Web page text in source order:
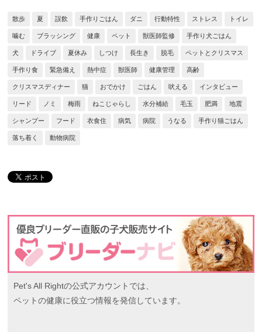
散歩 夏 誤飲 手作りごはん ダニ 行動特性 ストレス トイレ
噛む ブラッシング 健康 ペット 獣医師監修 手作り犬ごはん
犬 ドライブ 夏休み しつけ 長生き 脱毛 ペットとクリスマス
手作り食 緊急備え 熱中症 獣医師 健康管理 高齢
クリスマスディナー 猫 おでかけ ごはん 吠える インタビュー
リード ノミ 梅雨 ねこじゃらし 水分補給 毛玉 肥満 地震
シャンプー フード 衣食住 病気 病院 うなる 手作り猫ごはん
落ち着く 動物病院
Pet's All Rightの公式アカウントでは、
ペットの健康に役立つ情報を発信しています。